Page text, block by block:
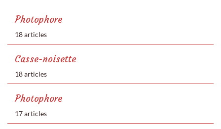
Photophore
18 articles
Casse-noisette
18 articles
Photophore
17 articles